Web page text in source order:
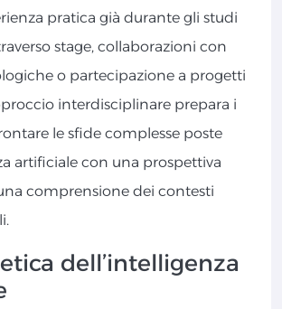
pratica già durante gli studi
stage, collaborazioni con
o partecipazione a progetti
interdisciplinare prepara i
le sfide complesse poste
artificiale con una prospettiva
comprensione dei contesti
dell’intelligenza